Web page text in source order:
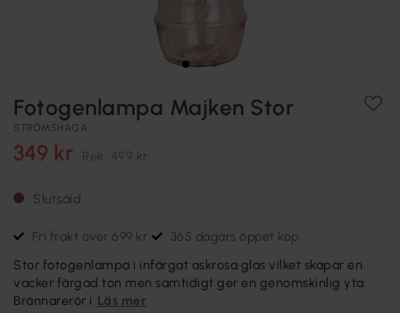
Fotogenlampa Majken Stor
STRÖMSHAGA
349 kr Rek. 499 kr
Slutsåld
Fri frakt över 699 kr 365 dagars öppet köp
Stor fotogenlampa i infärgat askrosa glas vilket skapar en
vacker färgad ton men samtidigt ger en genomskinlig yta.
Brännarerör i Läs mer